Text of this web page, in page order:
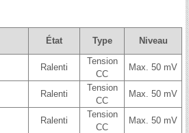
État Type Niveau
Ralenti
Tension
CC
Max. 50 mV
Ralenti
Tension
CC
Max. 50 mV
Ralenti
Tension
CC
Max. 50 mV